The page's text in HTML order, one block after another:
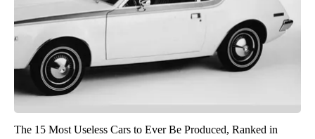
The 15 Most Useless Cars to Ever Be Produced, Ranked in